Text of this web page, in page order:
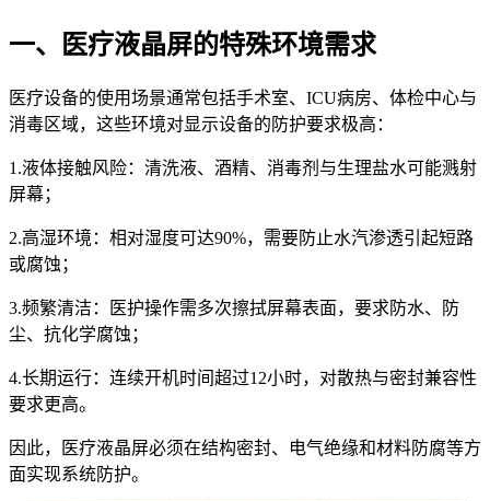
一、医疗液晶屏的特殊环境需求
医疗设备的使用场景通常包括手术室、ICU病房、体检中心与
消毒区域，这些环境对显示设备的防护要求极高：
1.液体接触风险：清洗液、酒精、消毒剂与生理盐水可能溅射
屏幕；
2.高湿环境：相对湿度可达90%，需要防止水汽渗透引起短路
或腐蚀；
3.频繁清洁：医护操作需多次擦拭屏幕表面，要求防水、防
尘、抗化学腐蚀；
4.长期运行：连续开机时间超过12小时，对散热与密封兼容性
要求更高。
因此，医疗液晶屏必须在结构密封、电气绝缘和材料防腐等方
面实现系统防护。